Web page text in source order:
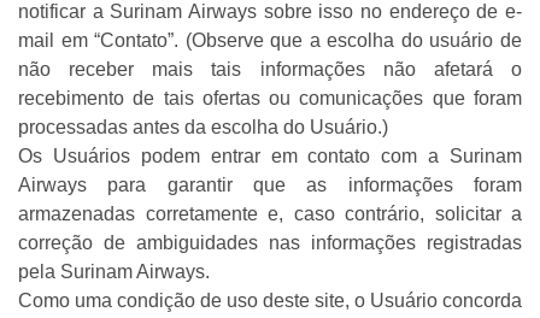
notificar a Surinam Airways sobre isso no endereço de e-
mail em “Contato”. (Observe que a escolha do usuário de
não receber mais tais informações não afetará o
recebimento de tais ofertas ou comunicações que foram
processadas antes da escolha do Usuário.)
Os Usuários podem entrar em contato com a Surinam
Airways para garantir que as informações foram
armazenadas corretamente e, caso contrário, solicitar a
correção de ambiguidades nas informações registradas
pela Surinam Airways.
Como uma condição de uso deste site, o Usuário concorda